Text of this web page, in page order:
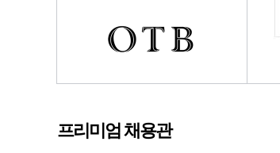
프리미엄 채용관